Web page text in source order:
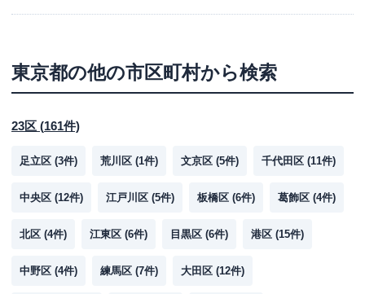
東京都の他の市区町村から検索
23区 (161件)
足立区 (3件) 荒川区 (1件) 文京区 (5件) 千代田区 (11件)
中央区 (12件) 江戸川区 (5件) 板橋区 (6件) 葛飾区 (4件)
北区 (4件) 江東区 (6件) 目黒区 (6件) 港区 (15件)
中野区 (4件) 練馬区 (7件) 大田区 (12件)